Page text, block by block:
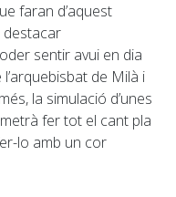
faran d’aquest
destacar
sentir avui en dia
de Milà i
la simulació d’unes
fer tot el cant pla
lo amb un cor